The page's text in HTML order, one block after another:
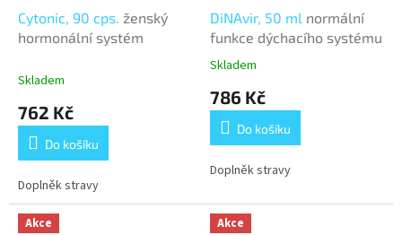
Cytonic, 90 cps. ženský
hormonální systém
Skladem
762 Kč
Do košíku
Doplněk stravy
DiNAvir, 50 ml normální
funkce dýchacího systému
Průměrné
produktu
3,9
5
Skladem
786 Kč
Do košíku
Doplněk stravy
Akce Akce